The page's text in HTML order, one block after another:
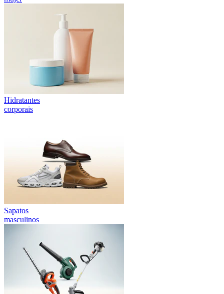
Hidratantes
corporais
Sapatos
masculinos